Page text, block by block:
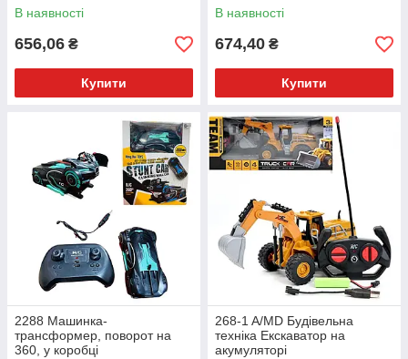
В наявності
656,06 ₴
Купити
В наявності
674,40 ₴
Купити
2288 Машинка-
трансформер, поворот на
360, у коробці
268-1 A/MD Будівельна
техніка Екскаватор на
акумуляторі